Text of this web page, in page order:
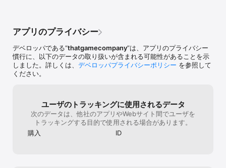
デザインアワード (Apple)
最も多くのユーザーが参加したコンサートがテーマの仮想空間（ギ
ネス世界記録™）
モバイルゲーム・オブ・ザ・イヤー (SXSW)
BestVisualDesign:Aesthetic (ウェビー賞)
最優秀ゲームプレイ賞&ピープルズチョイス賞(Games for Change
いのは誰だってそうなんです。｢こんな所に
こんなエリアがあったんだ！｣｢こんな所にキ
ャンドルが！｣ってフィールドを冒険しなが
ら新しい発見をしていくのは、本当に楽しか
ったです。ゲームの開発、運営スタッフが少
ないため、バグの修正や要望の返事等は基本
ールドは探検し尽くしました。もう、どのル
ートを通れば1番早くキャンドルをまわれるか
も知ってるし、欲しいアイテムはすべて取っ
てしまいました。敵キャラたちも、もう怖く
詳細はパッチノートをご覧ください：bit.ly/sky-
最新情報はSNSでも配信中：
X/IG: @thatskygameJP
YouTube: @thatgamecompanyJP
アプリのプライバシー
デベロッパである“thatgamecompany”は、アプリのプライバシー
慣行に、以下のデータの取り扱いが含まれる可能性があることを示
しました。詳しくは、 デベロッパプライバシーポリシー を参照して
ください。
ユーザのトラッキングに使用されるデータ
次のデータは、他社のアプリやWebサイト間でユーザを
トラッキングする目的で使用される場合があります。
購入
ID